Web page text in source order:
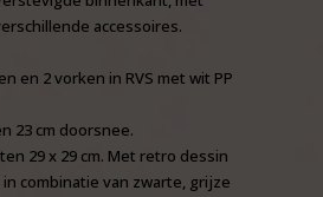
accessoires.
en 2 vorken in RVS met wit PP
23 cm doorsnee.
29 x 29 cm. Met retro dessin
combinatie van zwarte, grijze